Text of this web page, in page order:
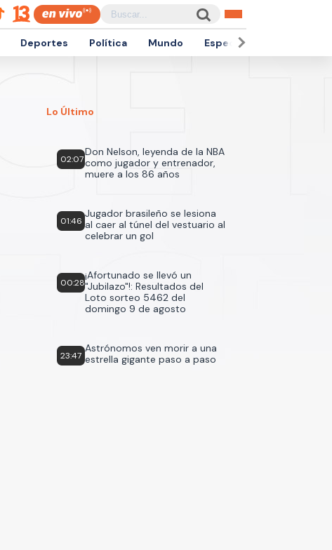
Deportes Política Mundo Espectáculos
Lo Último
02:07
Don Nelson, leyenda de la NBA
como jugador y entrenador,
muere a los 86 años
01:46
Jugador brasileño se lesiona
al caer al túnel del vestuario al
celebrar un gol
00:28
¡Afortunado se llevó un
"Jubilazo"!: Resultados del
Loto sorteo 5462 del
domingo 9 de agosto
23:47
Astrónomos ven morir a una
estrella gigante paso a paso